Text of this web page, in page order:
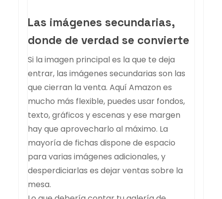
Las imágenes secundarias,
donde de verdad se convierte
Si la imagen principal es la que te deja
entrar, las imágenes secundarias son las
que cierran la venta. Aquí Amazon es
mucho más flexible, puedes usar fondos,
texto, gráficos y escenas y ese margen
hay que aprovecharlo al máximo. La
mayoría de fichas dispone de espacio
para varias imágenes adicionales, y
desperdiciarlas es dejar ventas sobre la
mesa.